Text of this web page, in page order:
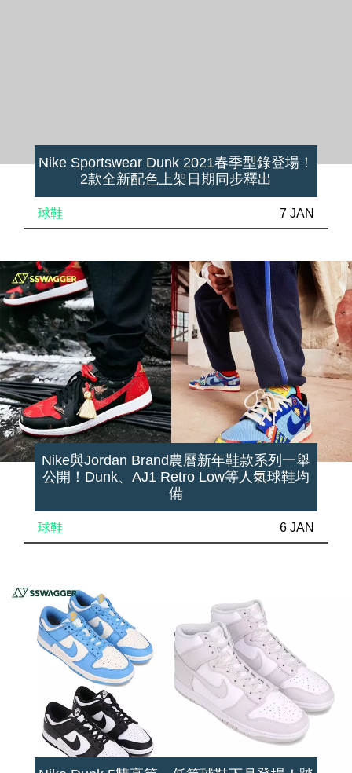
Nike Sportswear Dunk 2021春季型錄登場！
2款全新配色上架日期同步釋出
球鞋 7 JAN
Nike與Jordan Brand農曆新年鞋款系列一舉
公開！Dunk、AJ1 Retro Low等人氣球鞋均
備
球鞋 6 JAN